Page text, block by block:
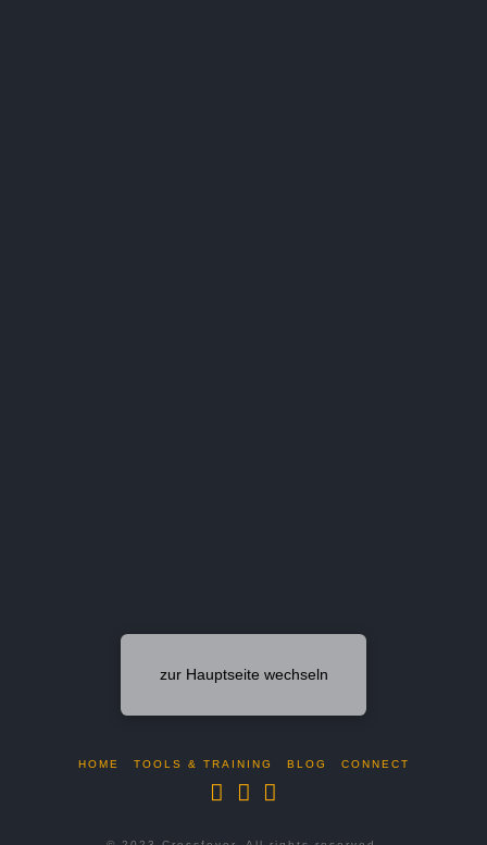
zur Hauptseite wechseln
HOME TOOLS & TRAINING BLOG CONNECT